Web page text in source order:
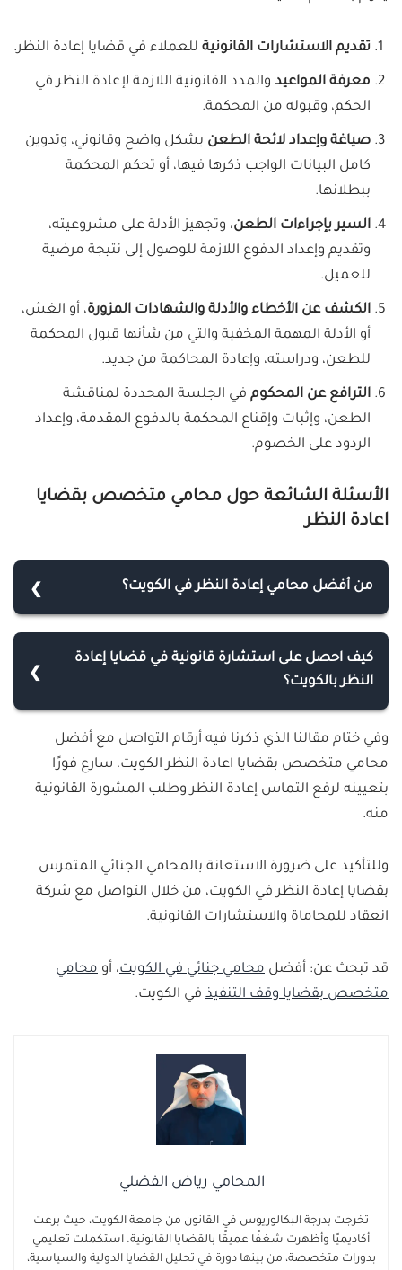
تقديم الاستشارات القانونية للعملاء في قضايا إعادة النظر.
معرفة المواعيد والمدد القانونية اللازمة لإعادة النظر في
الحكم، وقبوله من المحكمة.
صياغة وإعداد لائحة الطعن بشكل واضح وقانوني، وتدوين
كامل البيانات الواجب ذكرها فيها، أو تحكم المحكمة
ببطلانها.
السير بإجراءات الطعن، وتجهيز الأدلة على مشروعيته،
وتقديم وإعداد الدفوع اللازمة للوصول إلى نتيجة مرضية
للعميل.
الكشف عن الأخطاء والأدلة والشهادات المزورة، أو الغش،
أو الأدلة المهمة المخفية والتي من شأنها قبول المحكمة
للطعن، ودراسته، وإعادة المحاكمة من جديد.
الترافع عن المحكوم في الجلسة المحددة لمناقشة
الطعن، وإثبات وإقناع المحكمة بالدفوع المقدمة، وإعداد
الردود على الخصوم.
الأسئلة الشائعة حول محامي متخصص بقضايا
اعادة النظر
من أفضل محامي إعادة النظر في الكويت؟
الكويت هو المحامي رياض الفضلي الموجود في شركة
انعقاد للمحاماة والاستشارات القانونية، فهو صاحب
كيف احصل على استشارة قانونية في قضايا إعادة
النظر بالكويت؟
الكويت من خلال التواصل مع محامي شركة انعقاد
للمحاماة والاستشارات القانونية المتخصص بقضايا
إعادة النظر الكويت.
وفي ختام مقالنا الذي ذكرنا فيه أرقام التواصل مع أفضل
محامي متخصص بقضايا اعادة النظر الكويت، سارع فورًا
بتعيينه لرفع التماس إعادة النظر وطلب المشورة القانونية
منه.
وللتأكيد على ضرورة الاستعانة بالمحامي الجنائي المتمرس
بقضايا إعادة النظر في الكويت، من خلال التواصل مع شركة
انعقاد للمحاماة والاستشارات القانونية.
قد تبحث عن: أفضل محامي جنائي في الكويت، أو محامي
متخصص بقضايا وقف التنفيذ في الكويت.
المحامي رياض الفضلي
تخرجت بدرجة البكالوريوس في القانون من جامعة الكويت، حيث برعت
أكاديميًا وأظهرت شغفًا عميقًا بالقضايا القانونية. استكملت تعليمي
بدورات متخصصة، من بينها دورة في تحليل القضايا الدولية والسياسية،